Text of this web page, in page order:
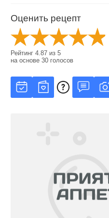
Оценить рецепт
Рейтинг4.87 из5
на основе30 голосов